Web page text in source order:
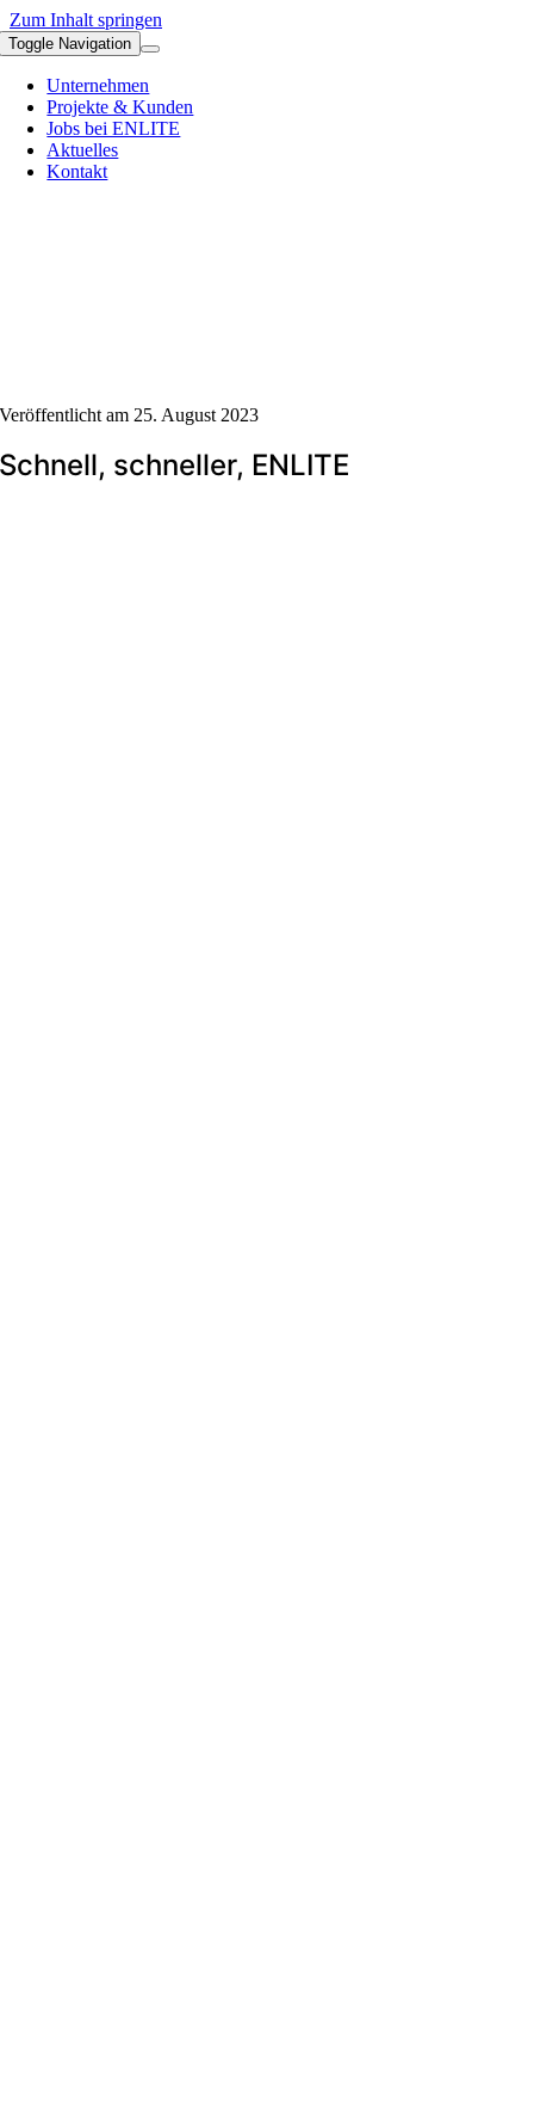
Zum Inhalt springen
Toggle Navigation
Unternehmen
Projekte & Kunden
Jobs bei ENLITE
Aktuelles
Kontakt
Veröffentlicht am 25. August 2023
Schnell, schneller, ENLITE